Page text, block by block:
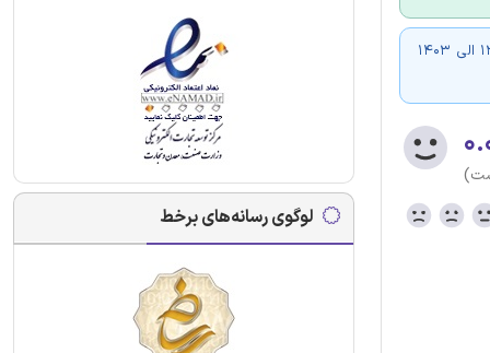
حاوی اصل سوالات دوازده دوره گذشته فراگیر (فقط دروس مشترک با آزمون جدید) از سال 1394 الی 1403
لوگوی رسانه‌های برخط